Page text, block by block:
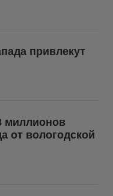
привлекут
миллионов
от вологодской